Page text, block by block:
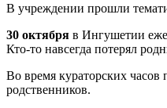
В учреждении прошли
30 октября в Ингушетии
Кто-то навсегда потерял
Во время кураторских
родственников.